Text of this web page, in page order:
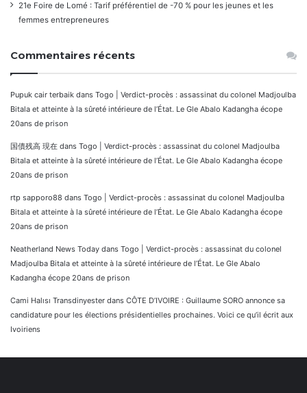
21e Foire de Lomé : Tarif préférentiel de -70 % pour les jeunes et les
femmes entrepreneures
Commentaires récents
Pupuk cair terbaik dans Togo | Verdict-procès : assassinat du colonel Madjoulba
Bitala et atteinte à la sûreté intérieure de l’État. Le Gle Abalo Kadangha écope
20ans de prison
国債残高 現在 dans Togo | Verdict-procès : assassinat du colonel Madjoulba
Bitala et atteinte à la sûreté intérieure de l’État. Le Gle Abalo Kadangha écope
20ans de prison
rtp sapporo88 dans Togo | Verdict-procès : assassinat du colonel Madjoulba
Bitala et atteinte à la sûreté intérieure de l’État. Le Gle Abalo Kadangha écope
20ans de prison
Neatherland News Today dans Togo | Verdict-procès : assassinat du colonel
Madjoulba Bitala et atteinte à la sûreté intérieure de l’État. Le Gle Abalo
Kadangha écope 20ans de prison
Cami Halısı Transdinyester dans CÔTE D’IVOIRE : Guillaume SORO annonce sa
candidature pour les élections présidentielles prochaines. Voici ce qu’il écrit aux
Ivoiriens